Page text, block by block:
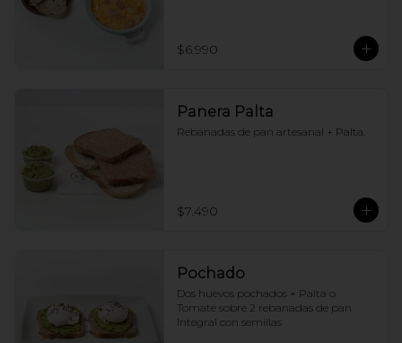
$6.990
Panera Palta
Rebanadas de pan artesanal + Palta.
$7.490
Pochado
Dos huevos pochados + Palta o
Tomate sobre 2 rebanadas de pan
Integral con semillas